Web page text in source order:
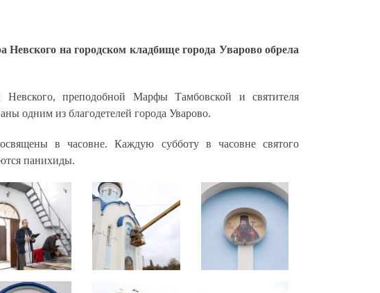
Невского на городском кладбище города Уварово обрела
Невского, преподобной Марфы Тамбовской и святителя
одним из благодетелей города Уварово.
в часовне. Каждую субботу в часовне святого
панихиды.